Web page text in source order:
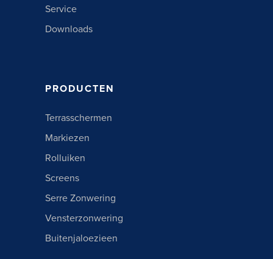
Service
Downloads
PRODUCTEN
Terrasschermen
Markiezen
Rolluiken
Screens
Serre Zonwering
Vensterzonwering
Buitenjaloezieen